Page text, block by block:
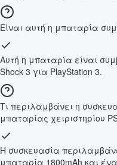
Είναι αυτή η μπαταρία
Αυτή η μπαταρία είναι
Shock 3 για PlayStation 3.
Τι περιλαμβάνει η
μπαταρίας χειριστηρίου
Η συσκευασία
μπαταρία 1800mAh και